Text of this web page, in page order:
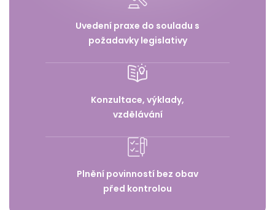
Uvedení praxe do souladu s
požadavky legislativy
Konzultace, výklady,
vzdělávání
Plnění povinností bez obav
před kontrolou